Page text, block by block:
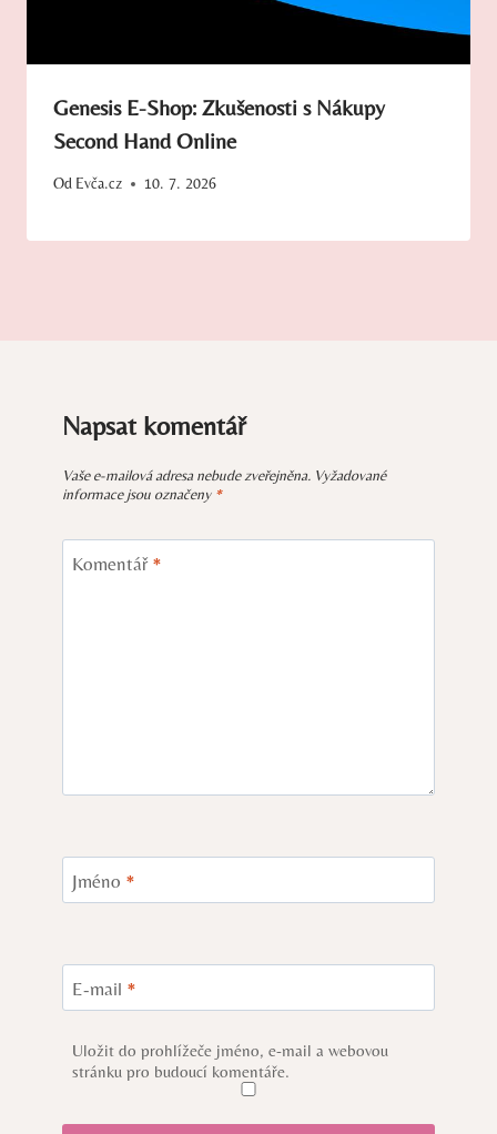
Genesis E-Shop: Zkušenosti s Nákupy
Second Hand Online
Od Evča.cz 10. 7. 2026
Napsat komentář
Vaše e-mailová adresa nebude zveřejněna. Vyžadované
informace jsou označeny *
Komentář *
Jméno *
E-mail *
Uložit do prohlížeče jméno, e-mail a webovou
stránku pro budoucí komentáře.